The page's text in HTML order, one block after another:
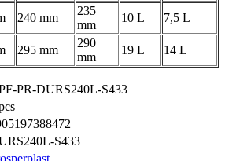
240 mm
235
mm
10 L
7,5 L
295 mm
290
mm
19 L 14 L
PR-DURS240L-S433
S433